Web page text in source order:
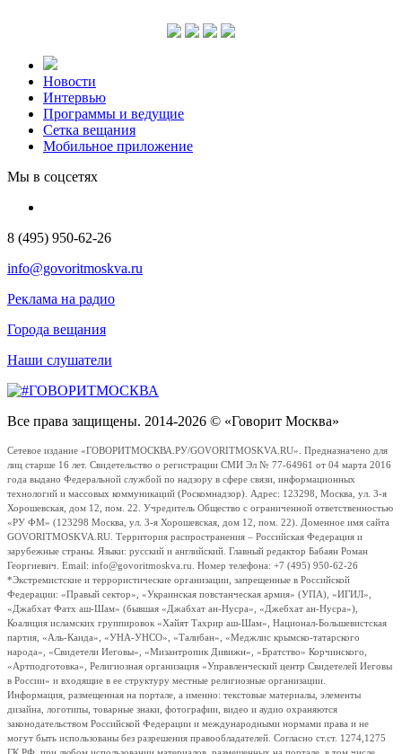
Новости
Интервью
Программы и ведущие
Сетка вещания
Мобильное приложение
Мы в соцсетях
8 (495) 950-62-26
info@govoritmoskva.ru
Реклама на радио
Города вещания
Наши слушатели
Все права защищены. 2014-2026 © «Говорит Москва»
Сетевое издание «ГОВОРИТМОСКВА.РУ/GOVORITMOSKVA.RU». Предназначено для
лиц старше 16 лет. Свидетельство о регистрации СМИ Эл № 77-64961 от 04 марта 2016
года выдано Федеральной службой по надзору в сфере связи, информационных
технологий и массовых коммуникаций (Роскомнадзор). Адрес: 123298, Москва, ул. 3-я
Хорошевская, дом 12, пом. 22. Учредитель Общество с ограниченной ответственностью
«РУ ФМ» (123298 Москва, ул. 3-я Хорошевская, дом 12, пом. 22). Доменное имя сайта
GOVORITMOSKVA.RU. Территория распространения – Российская Федерация и
зарубежные страны. Языки: русский и английский. Главный редактор Бабаян Роман
Георгиевич. Email: info@govoritmoskva.ru. Номер телефона: +7 (495) 950-62-26
*Экстремистские и террористические организации, запрещенные в Российской
Федерации: «Правый сектор», «Украинская повстанческая армия» (УПА), «ИГИЛ»,
«Джабхат Фатх аш-Шам» (бывшая «Джабхат ан-Нусра», «Джебхат ан-Нусра»),
Коалиция исламских группировок «Хайят Тахрир аш-Шам», Национал-Большевистская
партия, «Аль-Каида», «УНА-УНСО», «Талибан», «Меджлис крымско-татарского
народа», «Свидетели Иеговы», «Мизантропик Дивижн», «Братство» Корчинского,
«Артподготовка», Религиозная организация «Управленческий центр Свидетелей Иеговы
в России» и входящие в ее структуру местные религиозные организации.
Информация, размещенная на портале, а именно: текстовые материалы, элементы
дизайна, логотипы, товарные знаки, фотографии, видео и аудио охраняются
законодательством Российской Федерации и международными нормами права и не
могут быть использованы без разрешения правообладателей. Согласно ст.ст. 1274,1275